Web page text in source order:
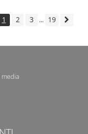
1 2 3 ... 19